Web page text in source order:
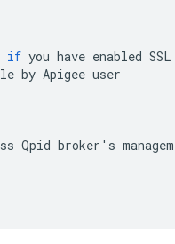
if you have enabled SSL
by Apigee user
Qpid broker ' s